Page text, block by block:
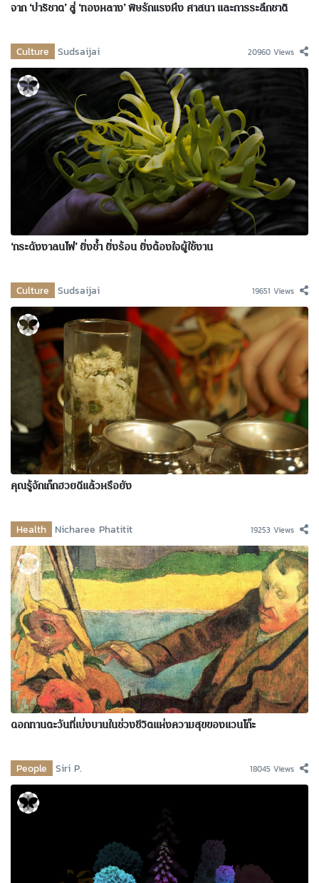
จาก ‘ปาริชาต’ สู่ ‘ทองหลาง’ พิษรักแรงหึง ศาสนา และการระลึกชาติ
Culture Sudsaijai 20960 Views
‘กระดังงาลนไฟ’ ยิ่งช้ำ ยิ่งร้อน ยิ่งต้องใจผู้ใช้งาน
Culture Sudsaijai 19651 Views
คุณรู้จักเก๊กฮวยดีแล้วหรือยัง
Health Nicharee Phatitit 19253 Views
ดอกทานตะวันที่เบ่งบานในช่วงชีวิตแห่งความสุขของแวนโก๊ะ
People Siri P. 18045 Views